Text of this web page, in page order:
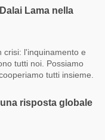
Lama nella
crisi: l'inquinamento e
tutti noi. Possiamo
tutti insieme.
risposta globale